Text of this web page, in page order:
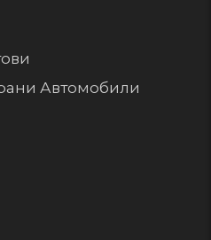
Автомобили